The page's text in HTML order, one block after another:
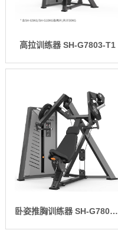
高拉训练器 SH-G7803-T1
卧姿推胸训练器 SH-G7801-T1